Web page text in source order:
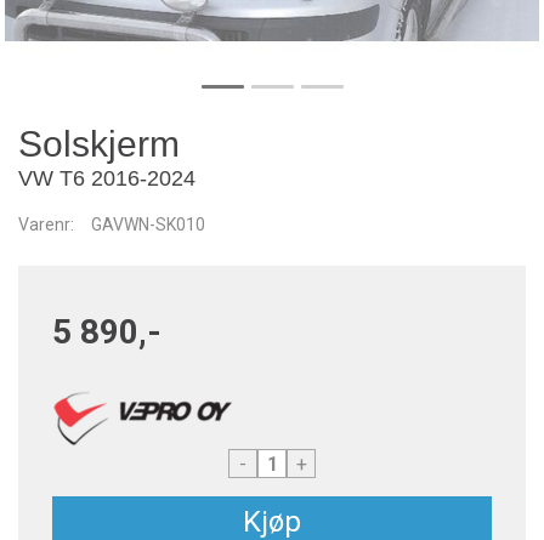
Solskjerm
VW T6 2016-2024
Varenr: GAVWN-SK010
5 890,-
- +
Kjøp